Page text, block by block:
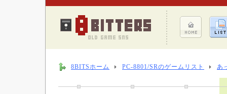
8BITSホーム PC-8801/SRのゲームリスト あ